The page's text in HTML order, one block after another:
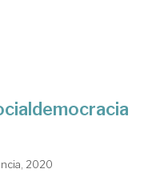
2020